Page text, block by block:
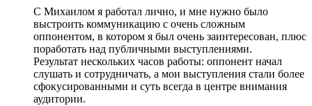
С Михаилом я работал лично, и мне нужно было
выстроить коммуникацию с очень сложным
оппонентом, в котором я был очень заинтересован, плюс
поработать над публичными выступлениями.
Результат нескольких часов работы: оппонент начал
слушать и сотрудничать, а мои выступления стали более
сфокусированными и суть всегда в центре внимания
аудитории.